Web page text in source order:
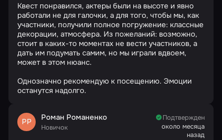
Квест понравился, актеры были на высоте и явно
работали не для галочки, а для того, чтобы мы, как
участники, получили полное погружение: классные
декорации, атмосфера. Из пожеланий: возможно,
стоит в каких-то моментах не вести участников, а
дать им подумать самим, но мы играли вдвоем,
может в этом нюанс.
Однозначно рекомендую к посещению. Эмоции
останутся надолго.
РР Роман Романенко
Новичок
Подтвержден
около месяца
назад